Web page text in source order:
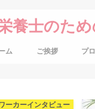
養士のた
ム ご挨拶 プ
ーカーインタビュー